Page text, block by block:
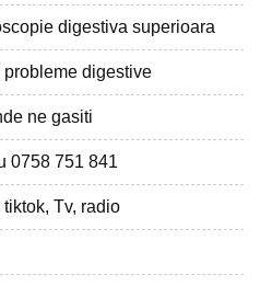
digestiva superioara
digestive
ne gasiti
0758 751 841
Tv, radio